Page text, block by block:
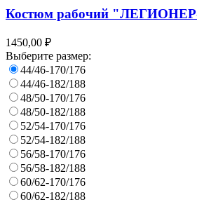
Костюм рабочий
1450,00 ₽
Выберите размер:
44/46-170/176
44/46-182/188
48/50-170/176
48/50-182/188
52/54-170/176
52/54-182/188
56/58-170/176
56/58-182/188
60/62-170/176
60/62-182/188